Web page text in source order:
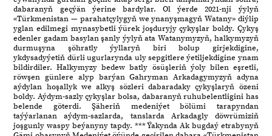
dabaranyň geçýän ýerine bardylar. Ol ýerde 2021-nji ýylyň
«Türkmenistan — parahatçylygyň we ynanyşmagyň Watany» diýlip
yglan edilmegi mynasybetli ýürek joşduryjy çykyşlar boldy. Çykyş
edenler gadam basylan şanly ýylyň ata Watanymyzyň, halkymyzyň
durmuşyna şöhratly ýyllaryň biri bolup girjekdigine,
ykdysadyýetiň dürli ugurlarynda uly sepgitlere ýetiljekdigine ynam
bildirdiler. Halkymyzy bedew batly ösüşleriň ýoly bilen eşretli,
röwşen günlere alyp barýan Gahryman Arkadagymyzyň adyna
aýdylan hoşallyk we alkyş sözleri dabaradaky çykyşlaryň özeni
boldy. Aýdym-sazly çykyşlar bolsa, dabaranyň ruhubelentligini has
belende göterdi. Şäheriň medeniýet bölümi tarapyndan
taýýarlanan aýdym-sazlarda, tanslarda Arkadagly döwrümiziň
joşgunly waspy beýanyny tapdy. *** Ýakynda Ak bugdaý etrabynyň